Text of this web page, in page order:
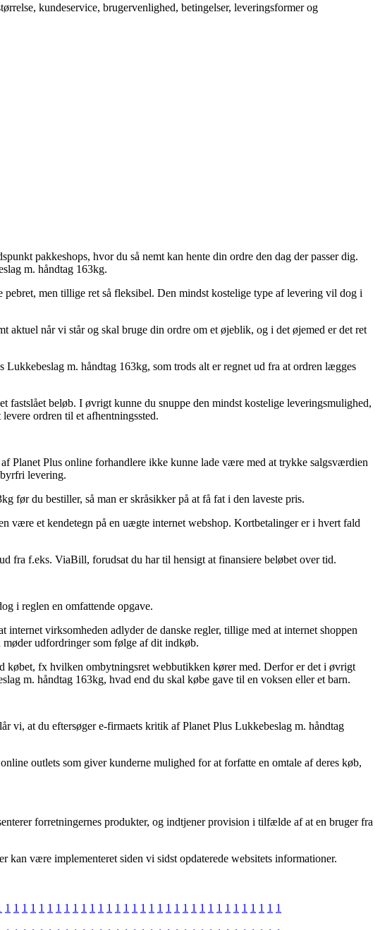
kundeservice, brugervenlighed, betingelser, leveringsformer og
pakkeshops, hvor du så nemt kan hente din ordre den dag der passer dig.
m. håndtag 163kg.
men tillige ret så fleksibel. Den mindst kostelige type af levering vil dog i
når vi står og skal bruge din ordre om et øjeblik, og i det øjemed er det ret
m. håndtag 163kg, som trods alt er regnet ud fra at ordren lægges
beløb. I øvrigt kunne du snuppe den mindst kostelige leveringsmulighed,
ordren til et afhentningssted.
Planet Plus online forhandlere ikke kunne lade være med at trykke salgsværdien
levering.
før du bestiller, så man er skråsikker på at få fat i den laveste pris.
være et kendetegn på en uægte internet webshop. Kortbetalinger er i hvert fald
fra f.eks. ViaBill, forudsat du har til hensigt at finansiere beløbet over tid.
i reglen en omfattende opgave.
virksomheden adlyder de danske regler, tillige med at internet shoppen
udfordringer som følge af dit indkøb.
købet, fx hvilken ombytningsret webbutikken kører med. Derfor er det i øvrigt
m. håndtag 163kg, hvad end du skal købe gave til en voksen eller et barn.
vi, at du eftersøger e-firmaets kritik af Planet Plus Lukkebeslag m. håndtag
outlets som giver kunderne mulighed for at forfatte en omtale af deres køb,
forretningernes produkter, og indtjener provision i tilfælde af at en bruger fra
være implementeret siden vi sidst opdaterede websitets informationer.
1 1 1 1 1 1 1 1 1 1 1 1 1 1 1 1 1 1 1 1 1 1 1 1 1 1 1 1 1 1 1 1 1